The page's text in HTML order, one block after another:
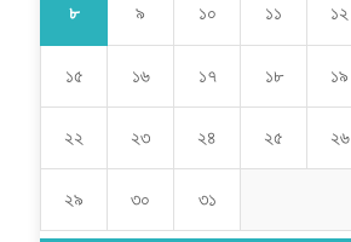
৮ ৯ ১০ ১১ ১২
১৫ ১৬ ১৭ ১৮ ১৯
২২ ২৩ ২৪ ২৫ ২৬
২৯ ৩০ ৩১